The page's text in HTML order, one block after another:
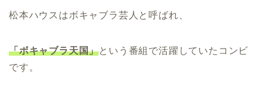
松本ハウスはボキャブラ芸人と呼ばれ、
「ボキャブラ天国」という番組で活躍していたコンビ
です。